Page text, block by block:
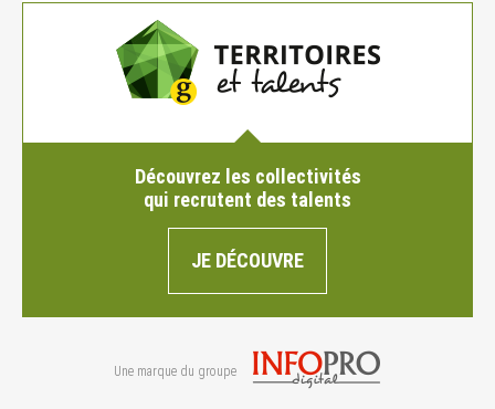
Découvrez les collectivités
qui recrutent des talents
JE DÉCOUVRE
Une marque du groupe